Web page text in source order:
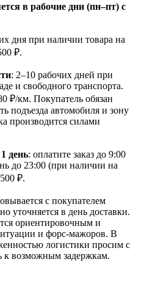
в рабочие дни (пн–пт) с
дня при наличии товара на
₽.
: 2–10 рабочих дней при
и свободного транспорта.
₽/км. Покупатель обязан
подъезда автомобиля и зону
производится силами
день: оплатите заказ до 9:00
до 23:00 (при наличии на
₽.
с покупателем
уточняется в день доставки.
ориентировочным и
и форс-мажоров. В
логистики просим с
к возможным задержкам.